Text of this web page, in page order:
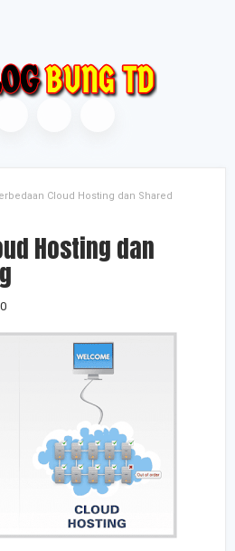
Cloud Hosting dan Shared